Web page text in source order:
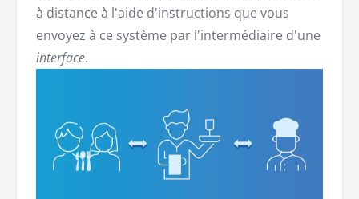
à distance à l'aide d'instructions que vous
envoyez à ce système par l'intermédiaire d'une
interface.